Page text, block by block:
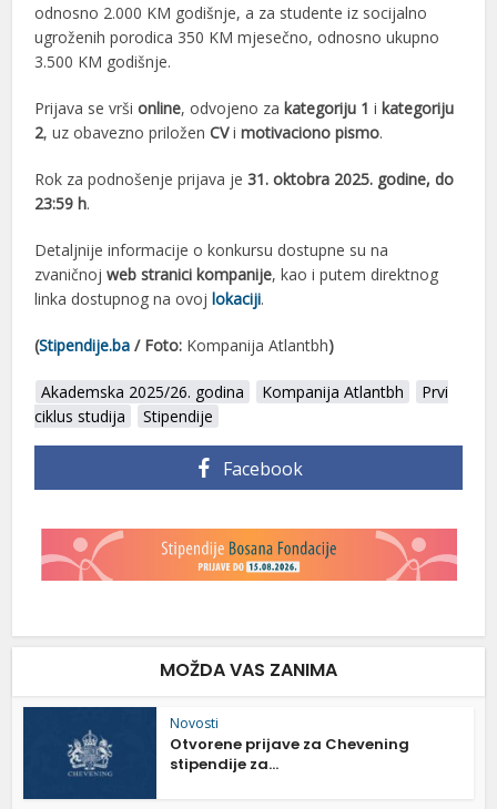
odnosno 2.000 KM godišnje, a za studente iz socijalno
ugroženih porodica 350 KM mjesečno, odnosno ukupno
3.500 KM godišnje.
Prijava se vršionline, odvojeno zakategoriju 1 ikategoriju
2, uz obavezno priloženCVimotivaciono pismo.
Rok za podnošenje prijava je31. oktobra 2025. godine, do
23:59 h.
Detaljnije informacije o konkursu dostupne su na
zvaničnojweb stranici kompanije, kao i putem direktnog
linka dostupnog na ovojlokaciji.
(Stipendije.ba / Foto: Kompanija Atlantbh)
Akademska 2025/26. godina Kompanija Atlantbh
Prvi
ciklus studija
Stipendije
Facebook
MOŽDA VAS ZANIMA
Novosti
Otvorene prijave za Chevening
stipendije za...